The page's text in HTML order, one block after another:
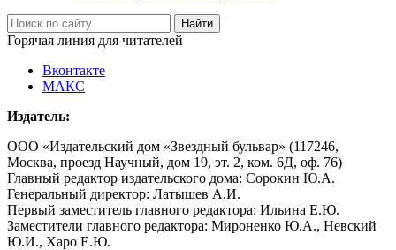
Горячая линия для читателей
Вконтакте
МАКС
Издатель:
ООО «Издательский дом «Звездный бульвар» (117246,
Москва, проезд Научный, дом 19, эт. 2, ком. 6Д, оф. 76)
Главный редактор издательского дома: Сорокин Ю.А.
Генеральный директор: Латышев А.И.
Первый заместитель главного редактора: Ильина Е.Ю.
Заместители главного редактора: Мироненко Ю.А., Невский
Ю.И., Харо Е.Ю.